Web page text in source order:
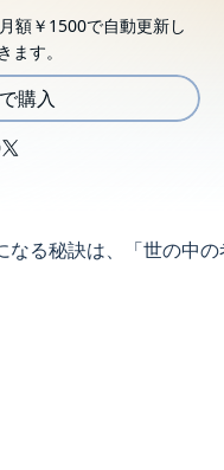
額￥1500で自動更新し
ます。
購入
る秘訣は、「世の中
で生きていますね」
か?